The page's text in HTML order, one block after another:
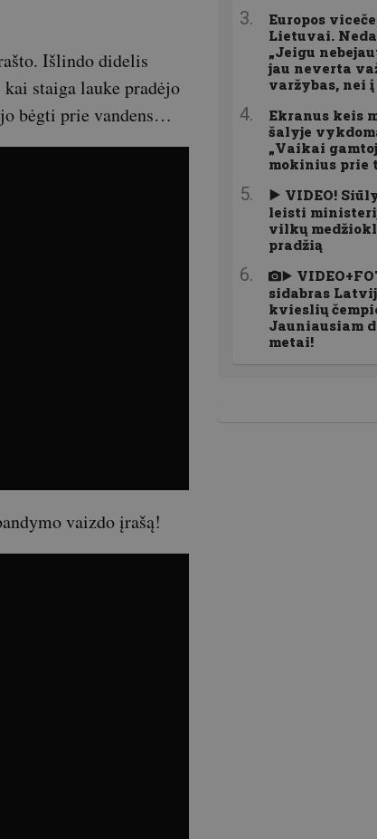
Išlindo didelis
staiga lauke pradėjo
bėgti prie vandens…
vaizdo įrašą!
Europos
Lietuvai.
„Jeigu
jau neverta
varžybas, nei į
Ekranus keis
šalyje
„Vaikai
mokinius prie
VIDEO!
leisti
vilkų
pradžią
sidabras
kvieslių
Jauniausiam
metai!